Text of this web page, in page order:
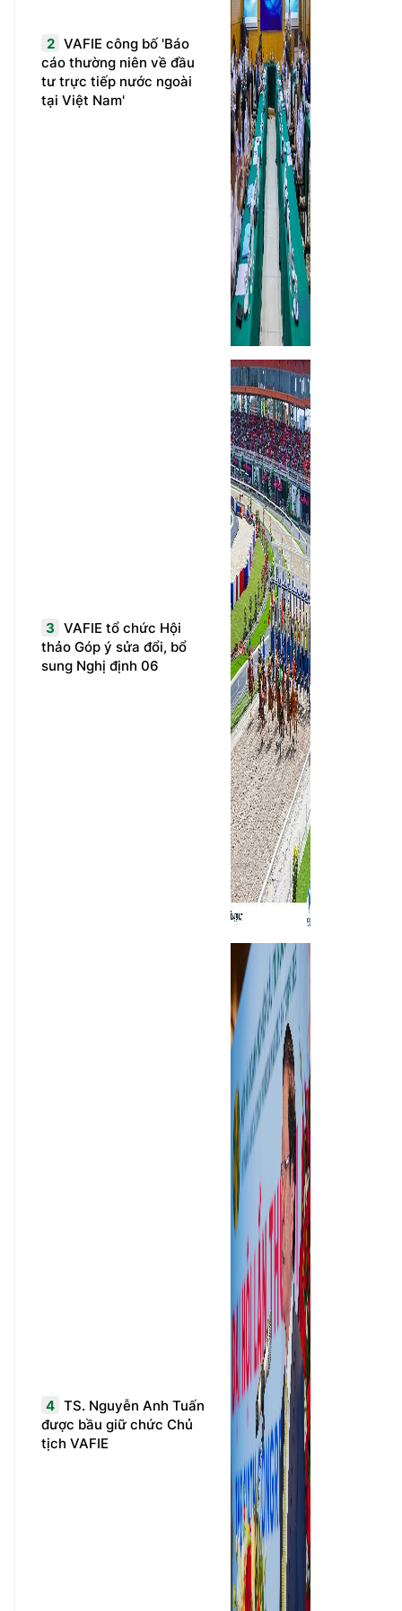
2 VAFIE công bố 'Báo
cáo thường niên về đầu
tư trực tiếp nước ngoài
tại Việt Nam'
3 VAFIE tổ chức Hội
thảo Góp ý sửa đổi, bổ
sung Nghị định 06
4 TS. Nguyễn Anh Tuấn
được bầu giữ chức Chủ
tịch VAFIE